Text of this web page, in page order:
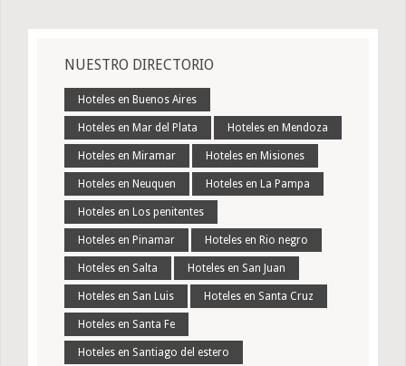
NUESTRO DIRECTORIO
Hoteles en Buenos Aires
Hoteles en Mar del Plata Hoteles en Mendoza
Hoteles en Miramar Hoteles en Misiones
Hoteles en Neuquen Hoteles en La Pampa
Hoteles en Los penitentes
Hoteles en Pinamar Hoteles en Rio negro
Hoteles en Salta Hoteles en San Juan
Hoteles en San Luis Hoteles en Santa Cruz
Hoteles en Santa Fe
Hoteles en Santiago del estero